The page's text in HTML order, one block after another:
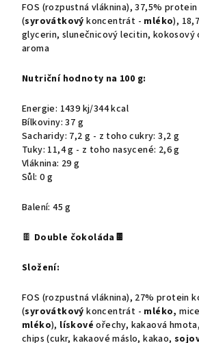
FOS (rozpustná vláknina), 37,5%
(syrovátkový koncentrát - mléko),
glycerin, slunečnicový lecitin, kokosový
aroma
Nutriční hodnoty na 100 g:
Energie: 1439 kj/344 kcal
Bílkoviny: 37 g
Sacharidy: 7,2 g - z toho cukry: 3,2 g
Tuky: 11,4 g - z toho nasycené: 2,6 g
Vláknina: 29 g
Sůl: 0 g
Balení: 45 g
🍫 Double čokoláda 🍫
Složení:
FOS (rozpustná vláknina), 27% protein
(syrovátkový koncentrát - mléko,
mléko), lískové ořechy, kakaová
chips (cukr, kakaové máslo, kakao,